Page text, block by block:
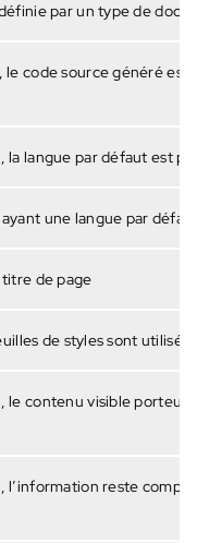
par un type de
le code source généré
la langue par défaut est
une langue par
de page
de styles sont
le contenu visible
l’information reste